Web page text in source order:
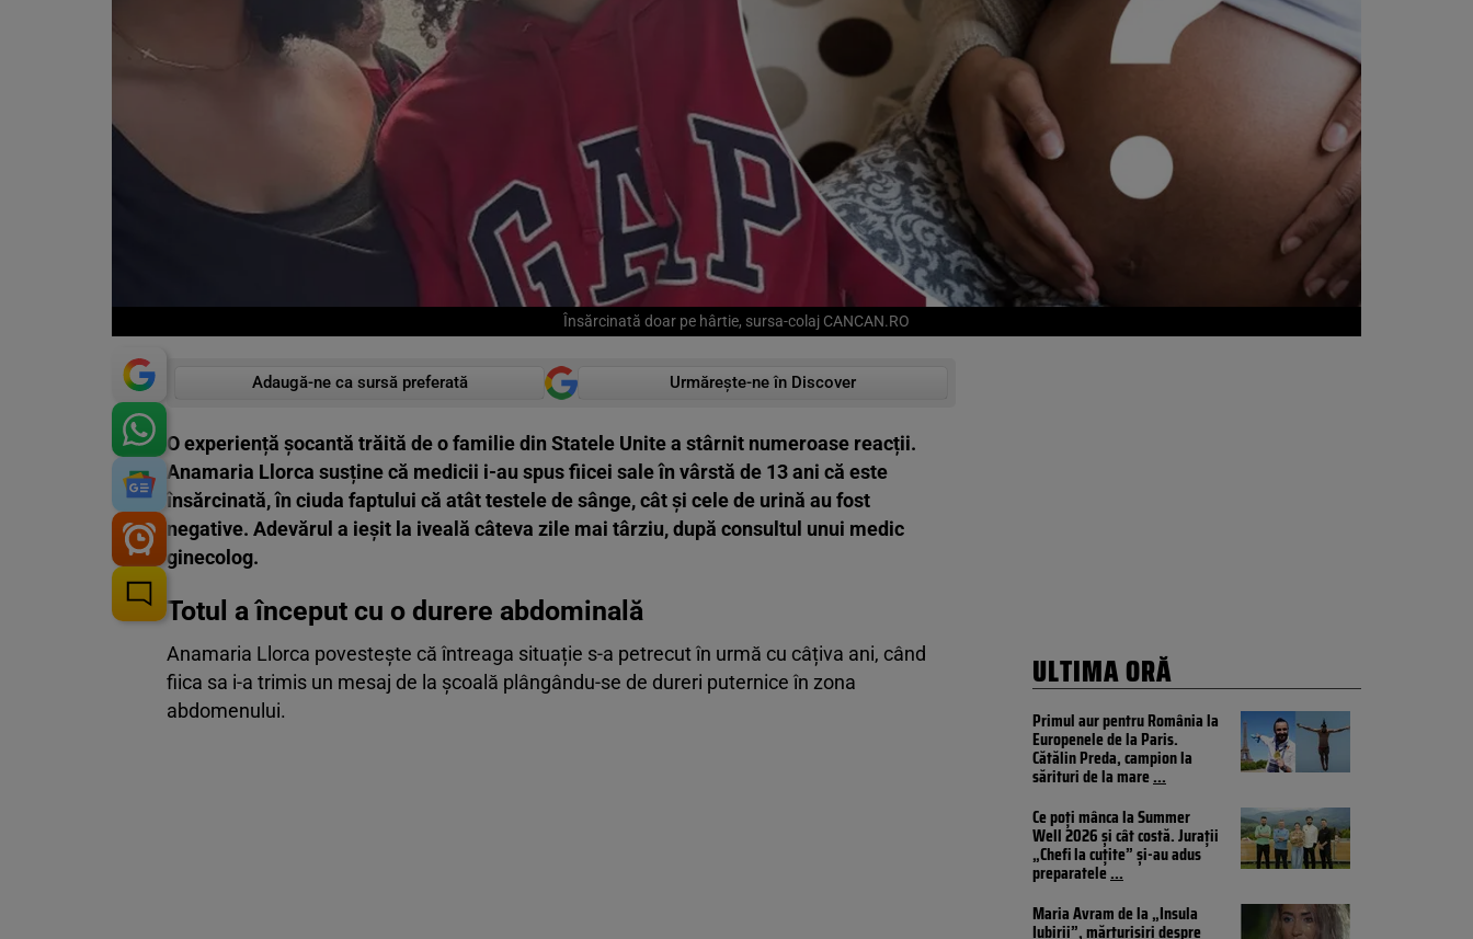
Însărcinată doar pe hârtie, sursa-colaj CANCAN.RO
Adaugă-ne ca sursă preferată Urmărește-ne în Discover
O experiență șocantă trăită de o familie din Statele Unite a stârnit numeroase reacții.
Anamaria Llorca susține că medicii i-au spus fiicei sale în vârstă de 13 ani că este
însărcinată, în ciuda faptului că atât testele de sânge, cât și cele de urină au fost
negative. Adevărul a ieșit la iveală câteva zile mai târziu, după consultul unui medic
ginecolog.
Totul a început cu o durere abdominală
Anamaria Llorca povestește că întreaga situație s-a petrecut în urmă cu câțiva ani, când
fiica sa i-a trimis un mesaj de la școală plângându-se de dureri puternice în zona
abdomenului.
ULTIMA ORĂ
Primul aur pentru România la
Europenele de la Paris.
Cătălin Preda, campion la
sărituri de la mare...
Ce poți mânca la Summer
Well 2026 și cât costă. Jurații
„Chefi la cuțite” și-au adus
preparatele...
Maria Avram de la „Insula
Iubirii”, mărturisiri despre